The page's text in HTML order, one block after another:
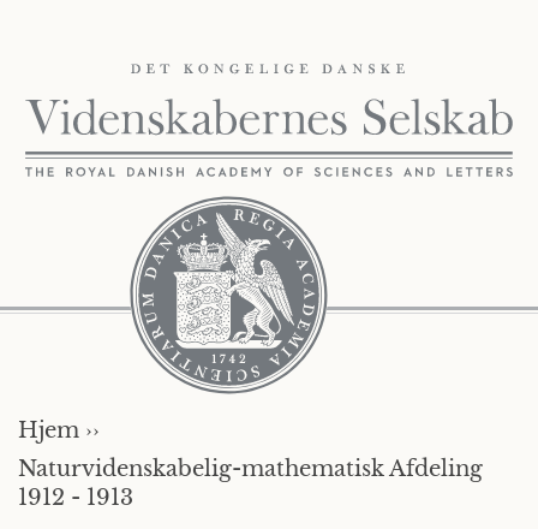
Hjem ››
Naturvidenskabelig-mathematisk Afdeling
1912 - 1913